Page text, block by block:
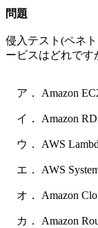
問題
侵入テスト(ペネ
ービスはどれです
ア． Amazon
イ． Amazon
ウ． AWS
エ． AWS
オ． Amazon
カ． Amazon